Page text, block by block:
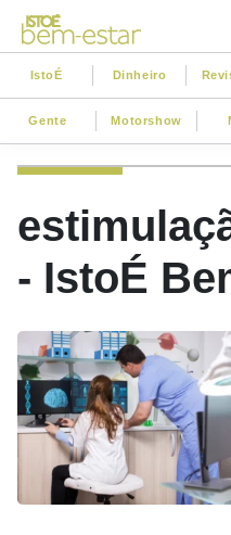
IstoÉ Dinheiro
Gente Motorshow
- IstoÉ